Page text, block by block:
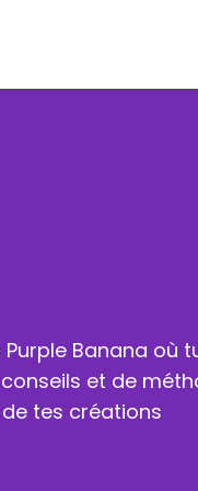
Banana où
et de
tes créations